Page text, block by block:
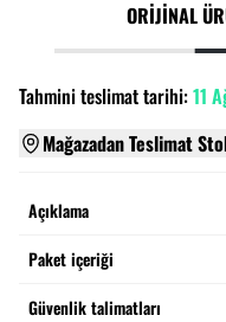
ORİJİNAL
Tahmini teslimat tarihi:11
Mağazadan Teslimat
Açıklama
Paket içeriği
Güvenlik talimatları